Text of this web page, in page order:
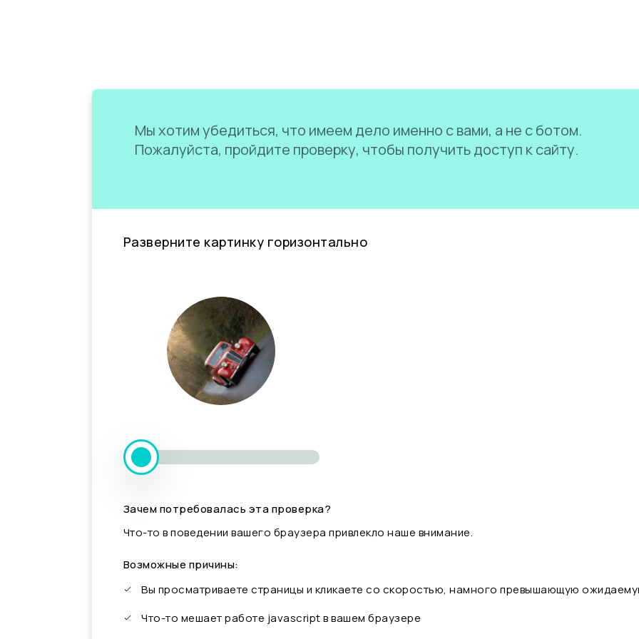
Мы хотим убедиться, что имеем дело именно с вами, а не с ботом.
Пожалуйста, пройдите проверку, чтобы получить доступ к сайту.
Разверните картинку горизонтально
Зачем потребовалась эта проверка?
Что-то в поведении вашего браузера привлекло наше внимание.
Возможные причины:
Вы просматриваете страницы и кликаете со скоростью, намного превышающую
Что-то мешает работе javascript в вашем браузере